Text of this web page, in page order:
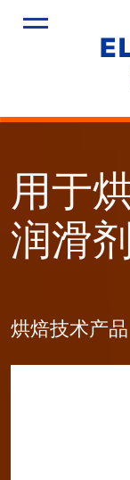
用于
润滑剂
烘焙技术产品